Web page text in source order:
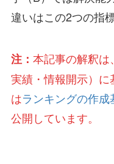
違いはこの2つの指
注： 本記事の解釈は
実績・情報開示）
はランキングの作
公開しています。